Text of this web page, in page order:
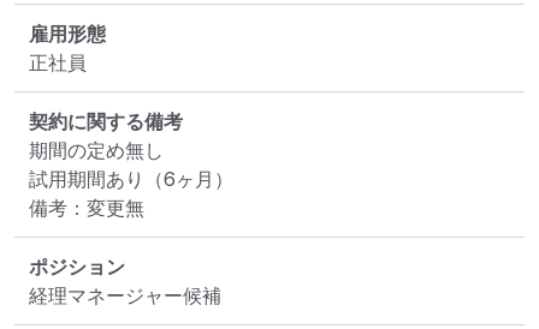
雇用形態
正社員
契約に関する備考
期間の定め無し
試用期間あり（6ヶ月）
備考：変更無
ポジション
経理マネージャー候補